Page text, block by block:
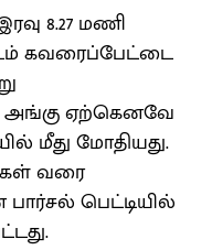
8.27 மணி
கவரைப்பேட்டை
அங்கு ஏற்கெனவே
மீது மோதியது.
வரை
பார்சல் பெட்டியில்